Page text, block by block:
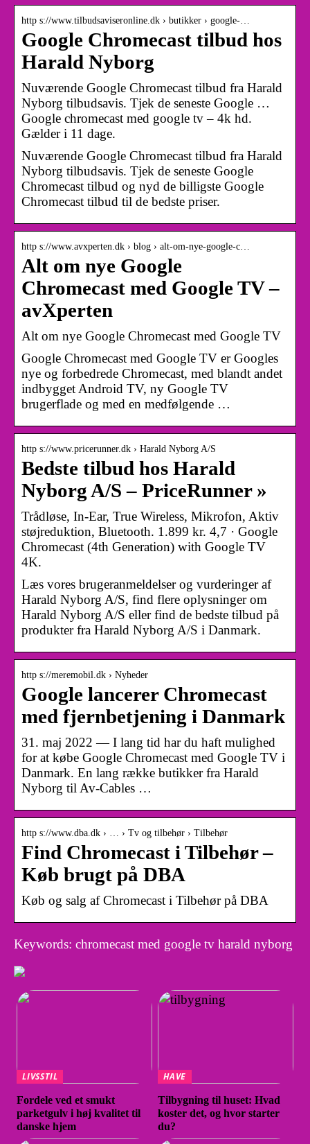
http s://www.tilbudsaviseronline.dk › butikker › google-…
Google Chromecast tilbud hos
Harald Nyborg
Nuværende Google Chromecast tilbud fra Harald
Nyborg tilbudsavis. Tjek de seneste Google …
Google chromecast med google tv – 4k hd.
Gælder i 11 dage.
Nuværende Google Chromecast tilbud fra Harald
Nyborg tilbudsavis. Tjek de seneste Google
Chromecast tilbud og nyd de billigste Google
Chromecast tilbud til de bedste priser.
http s://www.avxperten.dk › blog › alt-om-nye-google-c…
Alt om nye Google
Chromecast med Google TV –
avXperten
Alt om nye Google Chromecast med Google TV
Google Chromecast med Google TV er Googles
nye og forbedrede Chromecast, med blandt andet
indbygget Android TV, ny Google TV
brugerflade og med en medfølgende …
http s://www.pricerunner.dk › Harald Nyborg A/S
Bedste tilbud hos Harald
Nyborg A/S – PriceRunner »
Trådløse, In-Ear, True Wireless, Mikrofon, Aktiv
støjreduktion, Bluetooth. 1.899 kr. 4,7 · Google
Chromecast (4th Generation) with Google TV
4K.
Læs vores brugeranmeldelser og vurderinger af
Harald Nyborg A/S, find flere oplysninger om
Harald Nyborg A/S eller find de bedste tilbud på
produkter fra Harald Nyborg A/S i Danmark.
http s://meremobil.dk › Nyheder
Google lancerer Chromecast
med fjernbetjening i Danmark
31. maj 2022 — I lang tid har du haft mulighed
for at købe Google Chromecast med Google TV i
Danmark. En lang række butikker fra Harald
Nyborg til Av-Cables …
http s://www.dba.dk › … › Tv og tilbehør › Tilbehør
Find Chromecast i Tilbehør –
Køb brugt på DBA
Køb og salg af Chromecast i Tilbehør på DBA
Keywords: chromecast med google tv harald nyborg
LIVSSTIL
Fordele ved et smukt
parketgulv i høj kvalitet til
danske hjem
HAVE
Tilbygning til huset: Hvad
koster det, og hvor starter
du?